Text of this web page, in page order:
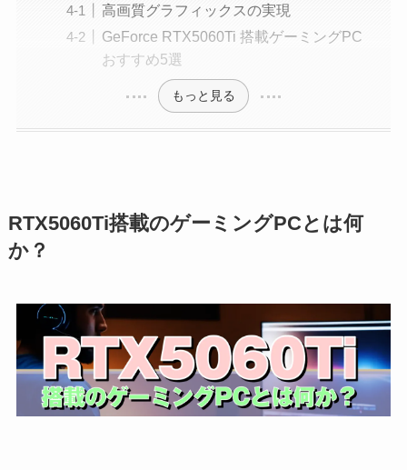
高画質グラフィックスの実現
GeForce RTX5060Ti 搭載ゲーミングPC
おすすめ5選
もっと見る
RTX5060Ti搭載のゲーミングPCとは何
か？